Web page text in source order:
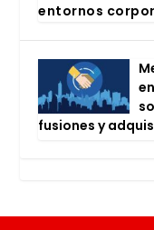
entor­nos
fusio­nes y